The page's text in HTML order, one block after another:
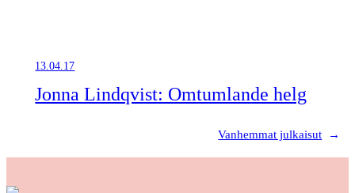
13.04.17
Jonna Lindqvist: Omtumlande helg
Vanhemmat julkaisut →